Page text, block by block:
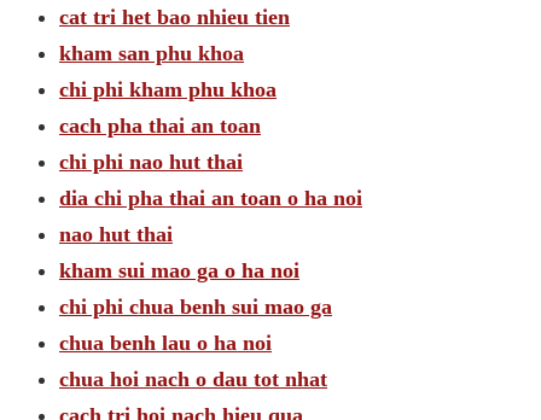
cat tri het bao nhieu tien
kham san phu khoa
chi phi kham phu khoa
cach pha thai an toan
chi phi nao hut thai
dia chi pha thai an toan o ha noi
nao hut thai
kham sui mao ga o ha noi
chi phi chua benh sui mao ga
chua benh lau o ha noi
chua hoi nach o dau tot nhat
cach tri hoi nach hieu qua